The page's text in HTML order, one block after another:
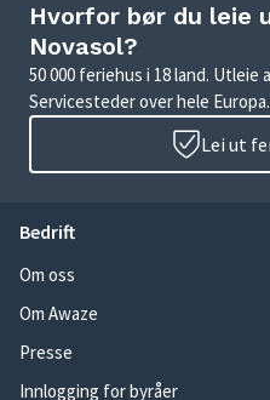
Hvorfor bør du leie
Novasol?
50 000 feriehus i 18 land. Utleie
Servicesteder over hele
Lei ut
Bedrift
Om oss
Om Awaze
Presse
Innlogging for byråer